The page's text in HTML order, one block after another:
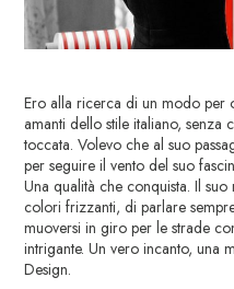
Ero alla ricerca di un modo per
amanti dello stile italiano, senza
toccata. Volevo che al suo
per seguire il vento del suo
Una qualità che conquista. Il
colori frizzanti, di parlare
muoversi in giro per le strade
intrigante. Un vero incanto, una
Design.